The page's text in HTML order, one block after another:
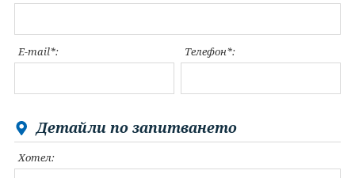
Контакти
Условия за записване
Политика за лични
Документи
E-mail*: Телефон*:
Детайли по запитването
Хотел: